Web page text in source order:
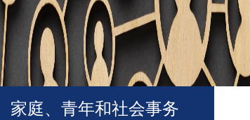
家庭、青年和社会事务